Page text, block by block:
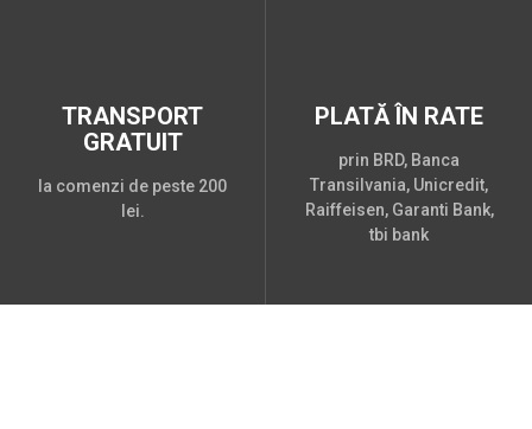
TRANSPORT
GRATUIT
la comenzi de peste 200
lei.
PLATĂ ÎN RATE
prin BRD, Banca
Transilvania, Unicredit,
Raiffeisen, Garanti Bank,
tbi bank